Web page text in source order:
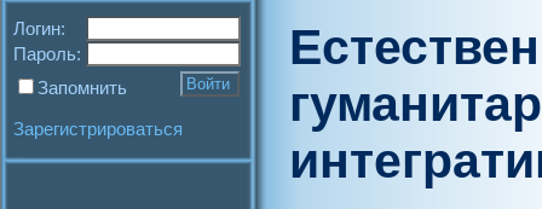
Логин:
Пароль:
Запомнить
Зарегистрироваться